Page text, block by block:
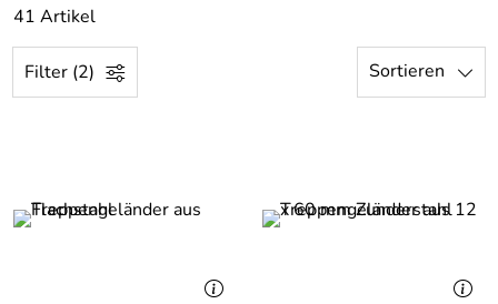
41 Artikel
Filter (2) Sortieren